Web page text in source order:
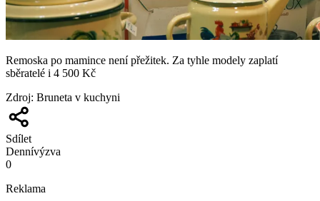
Remoska po mamince není přežitek. Za tyhle modely zaplatí
sběratelé i 4 500 Kč
Zdroj: Bruneta v kuchyni
Sdílet
Dennívýzva
0
Reklama